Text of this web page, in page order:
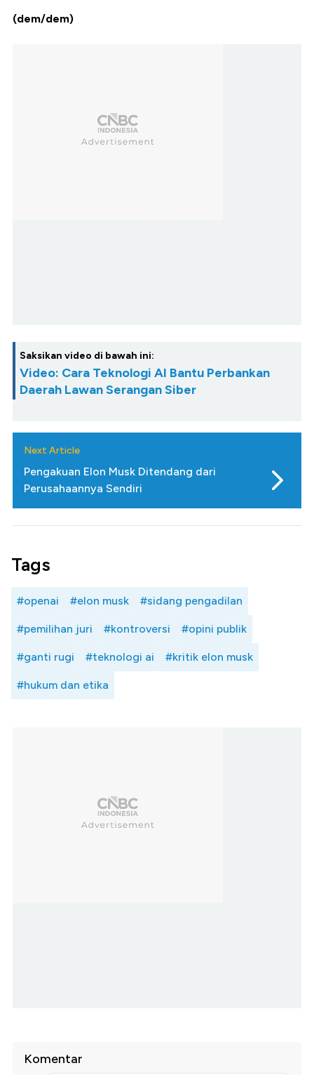
(dem/dem)
Saksikan video di bawah ini:
Video: Cara Teknologi AI Bantu Perbankan
Daerah Lawan Serangan Siber
Next Article
Pengakuan Elon Musk Ditendang dari
Perusahaannya Sendiri
Tags
#openai #elon musk #sidang pengadilan
#pemilihan juri #kontroversi #opini publik
#ganti rugi #teknologi ai #kritik elon musk
#hukum dan etika
Komentar